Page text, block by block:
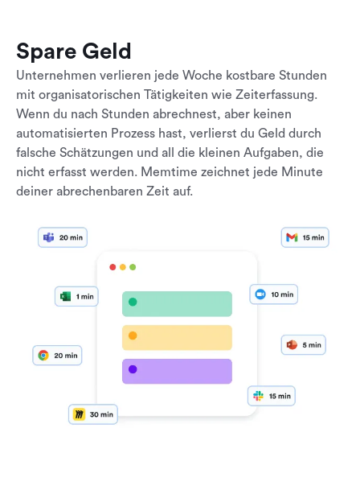
Spare Geld
Unternehmen verlieren jede Woche kostbare Stunden
mit organisatorischen Tätigkeiten wie Zeiterfassung.
Wenn du nach Stunden abrechnest, aber keinen
automatisierten Prozess hast, verlierst du Geld durch
falsche Schätzungen und all die kleinen Aufgaben, die
nicht erfasst werden. Memtime zeichnet jede Minute
deiner abrechenbaren Zeit auf.